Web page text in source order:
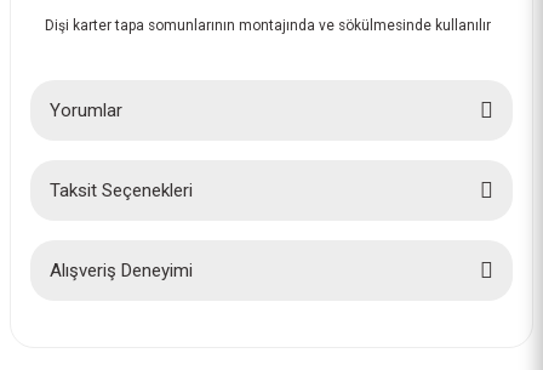
Dişi karter tapa somunlarının montajında ve sökülmesinde kullanılır
Yorumlar
Taksit Seçenekleri
Alışveriş Deneyimi